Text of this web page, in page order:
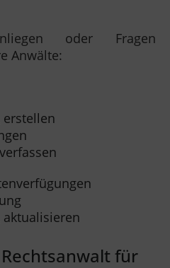
oder Fragen
Anwälte:
erstellen
für